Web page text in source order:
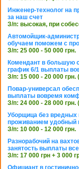
Инженер-технолог на
за наш счет
З/п: высокая, при
Автомойщик-
обучаем поможем с
З/п: 25 000 - 50 000 грн.
Комендант в большую
график 6/1 выплаты
З/п: 15 000 - 20 000 грн.
Повар-универсал
выплаты вовремя
З/п: 24 000 - 28 000 грн.
Уборщица без вредных
проживанием удобный
З/п: 10 000 - 12 000 грн.
Разнорабочий на
занятость выплаты
З/п: 17 000 грн + 3 000
Официант в